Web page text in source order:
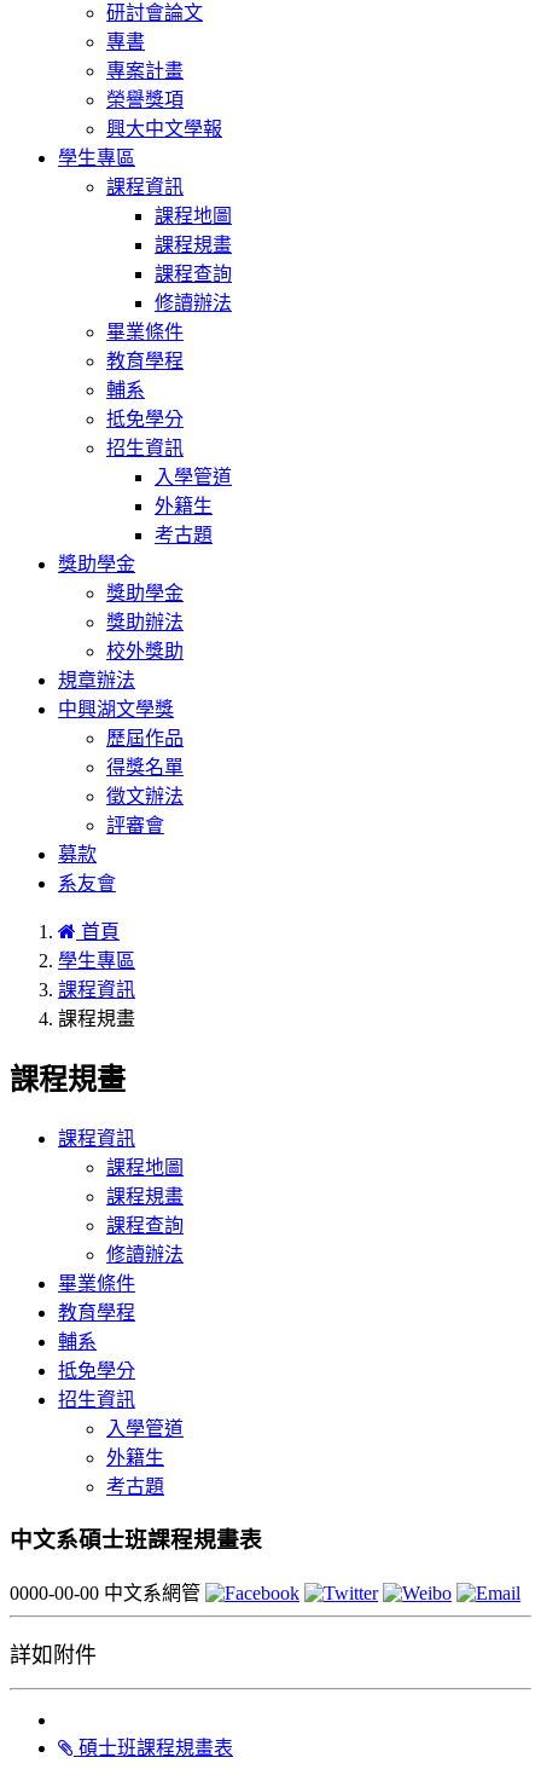
研討會論文
專書
專案計畫
榮譽獎項
興大中文學報
學生專區
課程資訊
課程地圖
課程規畫
課程查詢
修讀辦法
畢業條件
教育學程
輔系
抵免學分
招生資訊
入學管道
外籍生
考古題
獎助學金
獎助學金
獎助辦法
校外獎助
規章辦法
中興湖文學獎
歷屆作品
得獎名單
徵文辦法
評審會
募款
系友會
首頁
學生專區
課程資訊
課程規畫
課程規畫
課程資訊
課程地圖
課程規畫
課程查詢
修讀辦法
畢業條件
教育學程
輔系
抵免學分
招生資訊
入學管道
外籍生
考古題
中文系碩士班課程規畫表
0000-00-00 中文系網管
詳如附件
碩士班課程規畫表